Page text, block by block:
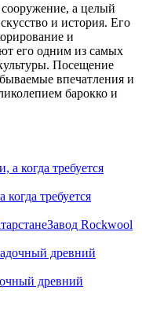
а целый
и история. Его
и
его одним из самых
Посещение
впечатления и
барокко и
когда требуется
Завод Rockwool
древний